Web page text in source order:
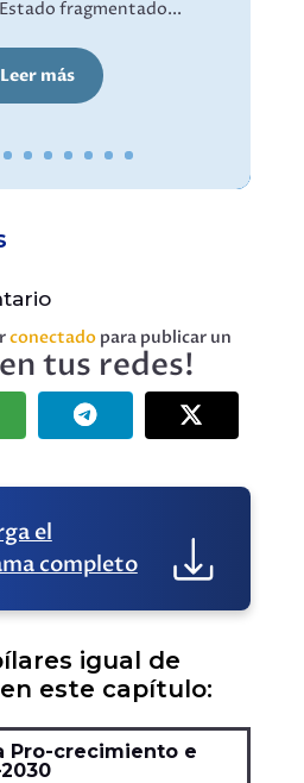
fragmentado...
Leer más
conectadopara publicar un
tus redes!
el
completo
igual de
este capítulo:
Pro-crecimiento e